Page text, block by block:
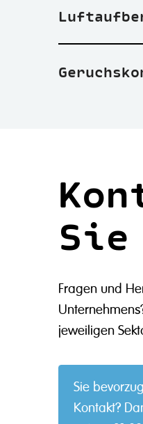
Sie
Fragen und
jeweiligen
Sie
Kontakt?